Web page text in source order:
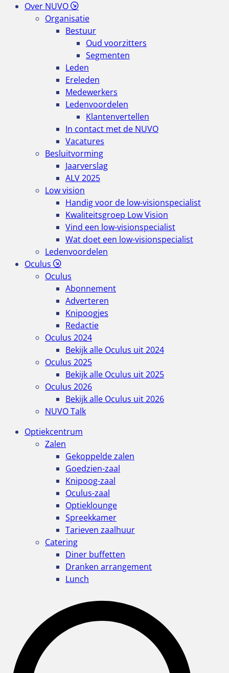
Over NUVO
Organisatie
Bestuur
Oud voorzitters
Segmenten
Leden
Ereleden
Medewerkers
Ledenvoordelen
Klantenvertellen
In contact met de NUVO
Vacatures
Besluitvorming
Jaarverslag
ALV 2025
Low vision
Handig voor de low-visionspecialist
Kwaliteitsgroep Low Vision
Vind een low-visionspecialist
Wat doet een low-visionspecialist
Ledenvoordelen
Oculus
Oculus
Abonnement
Adverteren
Knipoogjes
Redactie
Oculus 2024
Bekijk alle Oculus uit 2024
Oculus 2025
Bekijk alle Oculus uit 2025
Oculus 2026
Bekijk alle Oculus uit 2026
NUVO Talk
Optiekcentrum
Zalen
Gekoppelde zalen
Goedzien-zaal
Knipoog-zaal
Oculus-zaal
Optieklounge
Spreekkamer
Tarieven zaalhuur
Catering
Diner buffetten
Dranken arrangement
Lunch